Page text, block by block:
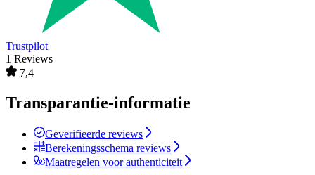
Trustpilot
1 Reviews
7,4
Transparantie-informatie
Geverifieerde reviews
Berekeningsschema reviews
Maatregelen voor authenticiteit